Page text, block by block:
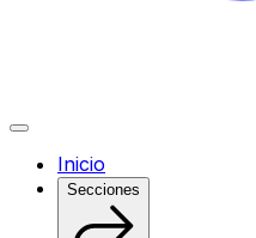
Inicio
Secciones